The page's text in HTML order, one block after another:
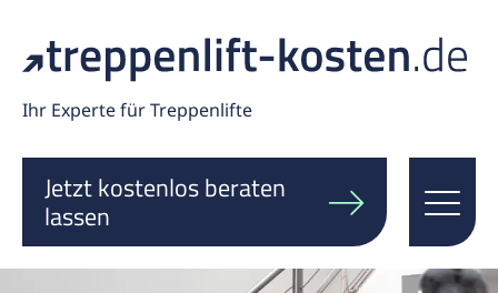
Ihr Experte für Treppenlifte
Jetzt kostenlos beraten
lassen